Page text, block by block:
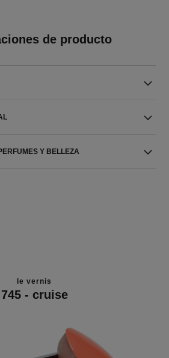
de producto
Y BELLEZA
le vernis
745 - cruise